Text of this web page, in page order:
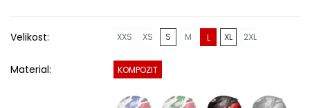
Velikost: XXS XS S M L XL 2XL
Material: KOMPOZIT